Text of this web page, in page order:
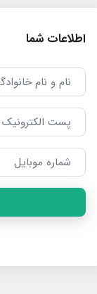
اطلاعات شما